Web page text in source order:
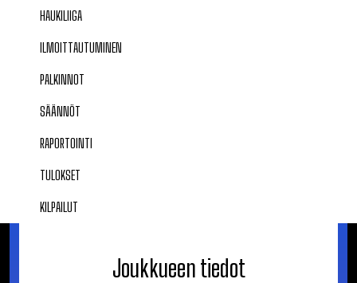
HAUKILIIGA
ILMOITTAUTUMINEN
PALKINNOT
SÄÄNNÖT
RAPORTOINTI
TULOKSET
KILPAILUT
Joukkueen tiedot